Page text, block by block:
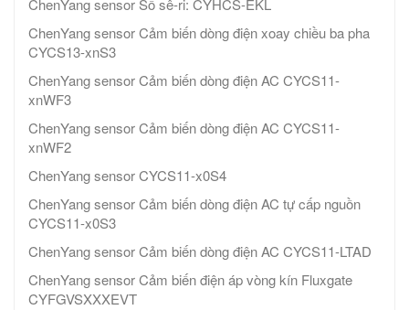
ChenYang sensor Số sê-ri: CYHCS-EKL
ChenYang sensor Cảm biến dòng điện xoay chiều ba pha
CYCS13-xnS3
ChenYang sensor Cảm biến dòng điện AC CYCS11-
xnWF3
ChenYang sensor Cảm biến dòng điện AC CYCS11-
xnWF2
ChenYang sensor CYCS11-x0S4
ChenYang sensor Cảm biến dòng điện AC tự cấp nguồn
CYCS11-x0S3
ChenYang sensor Cảm biến dòng điện AC CYCS11-LTAD
ChenYang sensor Cảm biến điện áp vòng kín Fluxgate
CYFGVSXXXEVT